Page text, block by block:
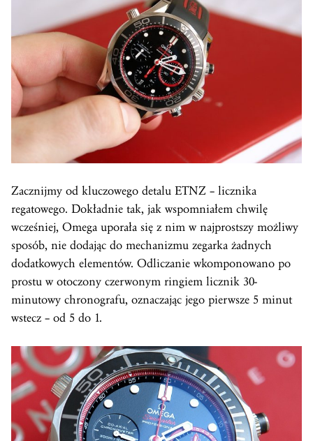
Zacznijmy od kluczowego detalu ETNZ – licznika
regatowego. Dokładnie tak, jak wspomniałem chwilę
wcześniej, Omega uporała się z nim w najprostszy możliwy
sposób, nie dodając do mechanizmu zegarka żadnych
dodatkowych elementów. Odliczanie wkomponowano po
prostu w otoczony czerwonym ringiem licznik 30-
minutowy chronografu, oznaczając jego pierwsze 5 minut
wstecz – od 5 do 1.